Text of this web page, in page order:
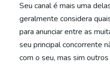
Seu canal é mais uma
geralmente considera
para anunciar entre as
seu principal concorrente
com o seu, mas sim